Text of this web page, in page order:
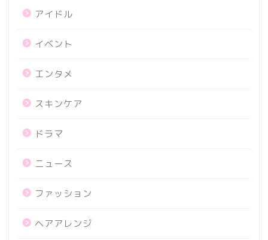
アイドル
イベント
エンタメ
スキンケア
ドラマ
ニュース
ファッション
ヘアアレンジ